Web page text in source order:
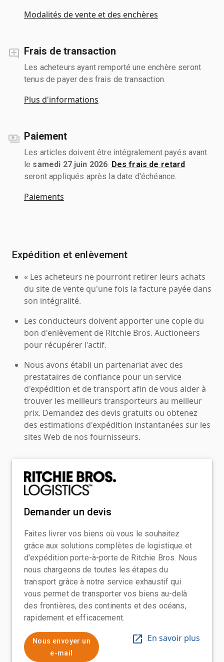
Modalités de vente et des enchères
Frais de transaction
Les acheteurs ayant remporté une enchère seront
tenus de payer des frais de transaction.
Plus d'informations
Paiement
Les articles doivent être intégralement payés avant
le samedi 27 juin 2026. Des frais de retard
seront appliqués après la date d'échéance.
Paiements
Expédition et enlèvement
« Les acheteurs ne pourront retirer leurs achats
du site de vente qu'une fois la facture payée dans
son intégralité.
Les conducteurs doivent apporter une copie du
bon d'enlèvement de Ritchie Bros. Auctioneers
pour récupérer l'actif.
Nous avons établi un partenariat avec des
prestataires de confiance pour un service
d'expédition et de transport afin de vous aider à
trouver les meilleurs transporteurs au meilleur
prix. Demandez des devis gratuits ou obtenez
des estimations d'expédition instantanées sur les
sites Web de nos fournisseurs.
Demander un devis
Faites livrer vos biens où vous le souhaitez
grâce aux solutions complètes de logistique et
d'expédition porte-à-porte de Ritchie Bros. Nous
nous chargeons de toutes les étapes du
transport grâce à notre service exhaustif qui
vous permet de transporter vos biens au-delà
des frontières, des continents et des océans,
rapidement et efficacement.
Nous envoyer un
e-mail
En savoir plus